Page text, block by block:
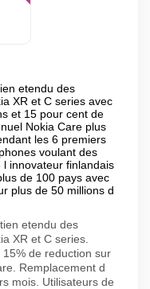
etendu des
XR et C series avec
et 15 pour cent de
Nokia Care plus
les 6 premiers
voulant des
innovateur finlandais
de 100 pays avec
plus de 50 millions d
etendu des
XR et C series.
de reduction sur
Remplacement d
mois. Utilisateurs de